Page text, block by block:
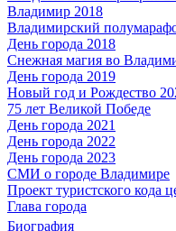
Владимир 2018
Владимирский
День города 2018
Снежная магия во
День города 2019
Новый год и Рождество
75 лет Великой Победе
День города 2021
День города 2022
День города 2023
СМИ о городе Владимире
Проект туристского кода
Глава города
Биография